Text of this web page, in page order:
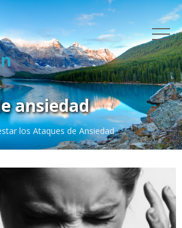
ansiedad
los Ataques de Ansiedad